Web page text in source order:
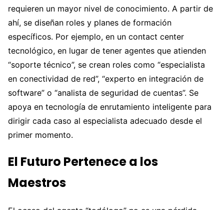
requieren un mayor nivel de conocimiento. A partir de
ahí, se diseñan roles y planes de formación
específicos. Por ejemplo, en un contact center
tecnológico, en lugar de tener agentes que atienden
“soporte técnico”, se crean roles como “especialista
en conectividad de red”, “experto en integración de
software” o “analista de seguridad de cuentas”. Se
apoya en tecnología de enrutamiento inteligente para
dirigir cada caso al especialista adecuado desde el
primer momento.
El Futuro Pertenece a los
Maestros